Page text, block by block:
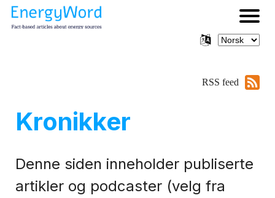
RSS feed
Kronikker
Denne siden inneholder publiserte
artikler og podcaster (velg fra